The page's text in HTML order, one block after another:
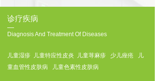
儿童湿疹 儿童特应性皮炎 儿童荨麻疹 少儿痤疮 儿
童血管性皮肤病 儿童色素性皮肤病
诊疗疾病
—
Diagnosis And Treatment Of Diseases